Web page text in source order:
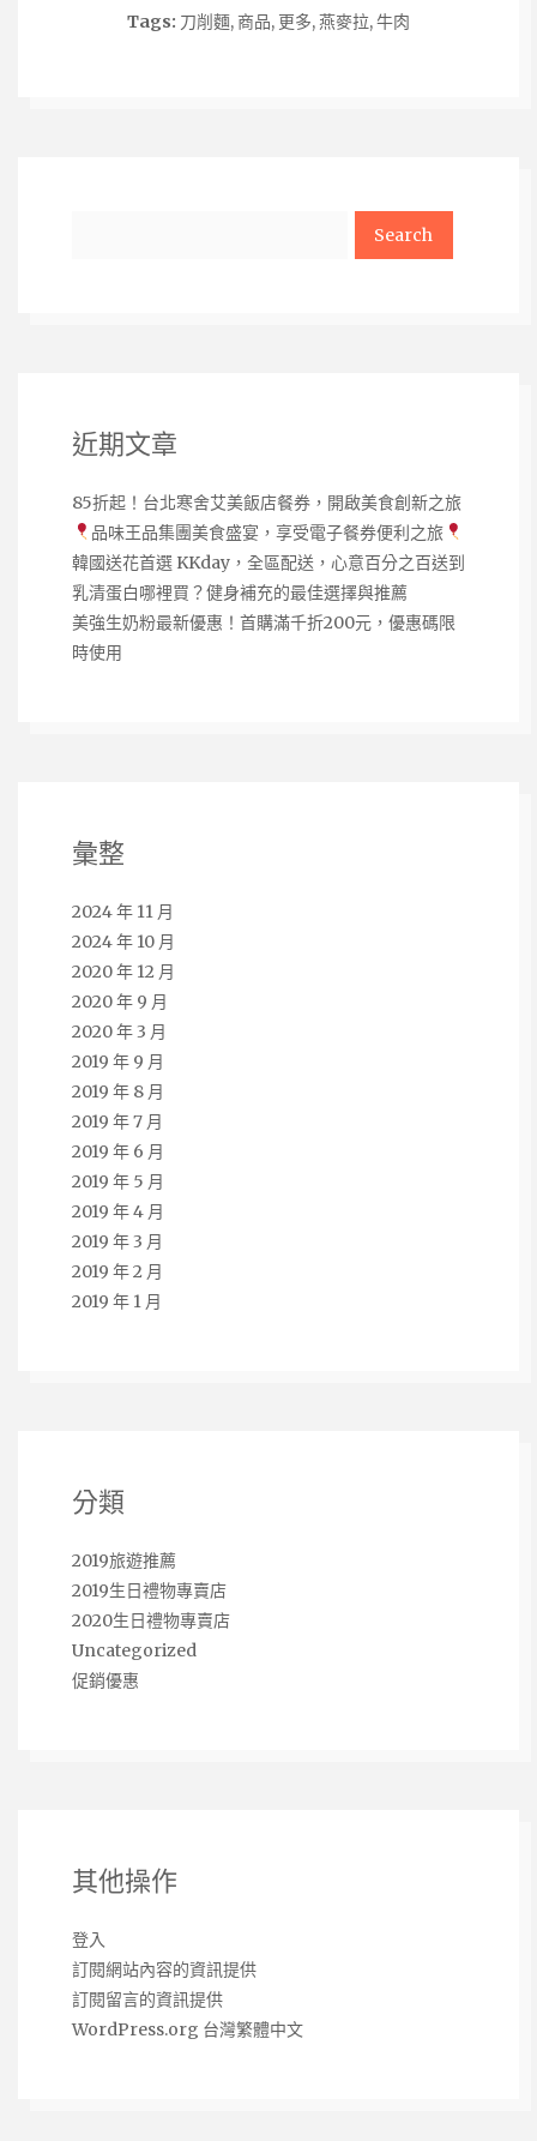
Tags: 刀削麵, 商品, 更多,燕麥拉,牛肉
近期文章
85折起！台北寒舍艾美飯店餐券，開啟美食創新之旅
品味王品集團美食盛宴，享受電子餐券便利之旅
韓國送花首選 KKday，全區配送，心意百分之百送到
乳清蛋白哪裡買？健身補充的最佳選擇與推薦
美強生奶粉最新優惠！首購滿千折200元，優惠碼限
時使用
彙整
2024 年 11 月
2024 年 10 月
2020 年 12 月
2020 年 9 月
2020 年 3 月
2019 年 9 月
2019 年 8 月
2019 年 7 月
2019 年 6 月
2019 年 5 月
2019 年 4 月
2019 年 3 月
2019 年 2 月
2019 年 1 月
分類
2019旅遊推薦
2019生日禮物專賣店
2020生日禮物專賣店
Uncategorized
促銷優惠
其他操作
登入
訂閱網站內容的資訊提供
訂閱留言的資訊提供
WordPress.org 台灣繁體中文